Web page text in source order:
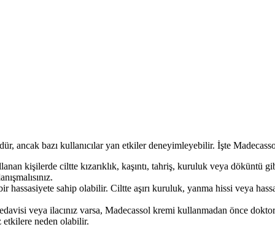
ancak bazı kullanıcılar yan etkiler deneyimleyebilir. İşte
kişilerde ciltte kızarıklık, kaşıntı, tahriş, kuruluk veya döküntü
hassasiyete sahip olabilir. Ciltte aşırı kuruluk, yanma hissi veya
veya ilacınız varsa, Madecassol kremi kullanmadan önce
neden olabilir.